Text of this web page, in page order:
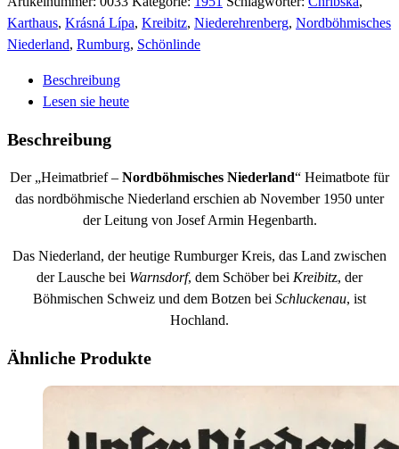
Karthaus, Krásná Lípa, Kreibitz, Niederehrenberg, Nordböhmisches
Niederland, Rumburg, Schönlinde
Beschreibung
Lesen sie heute
Beschreibung
Der „Heimatbrief – Nordböhmisches Niederland“ Heimatbote für
das nordböhmische Niederland erschien ab November 1950 unter
der Leitung von Josef Armin Hegenbarth.
Das Niederland, der heutige Rumburger Kreis, das Land zwischen
der Lausche bei Warnsdorf, dem Schöber bei Kreibitz, der
Böhmischen Schweiz und dem Botzen bei Schluckenau, ist
Hochland.
Ähnliche Produkte